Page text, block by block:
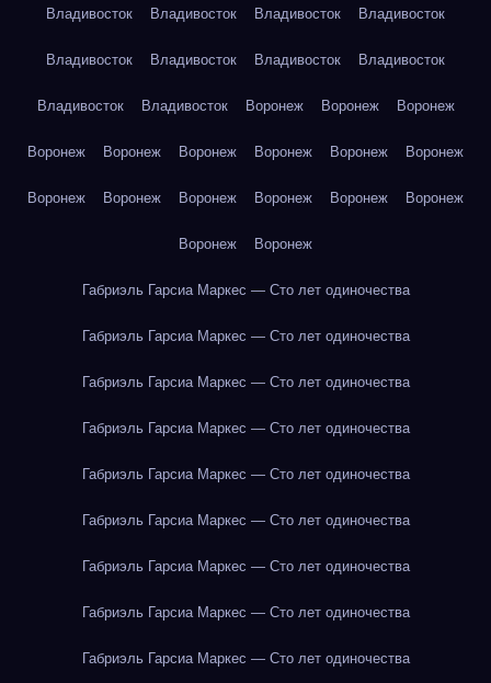
Владивосток Владивосток Владивосток Владивосток
Владивосток Владивосток Владивосток Владивосток
Владивосток Владивосток Воронеж Воронеж Воронеж
Воронеж Воронеж Воронеж Воронеж Воронеж Воронеж
Воронеж Воронеж Воронеж Воронеж Воронеж Воронеж
Воронеж Воронеж
Габриэль Гарсиа Маркес — Сто лет одиночества
Габриэль Гарсиа Маркес — Сто лет одиночества
Габриэль Гарсиа Маркес — Сто лет одиночества
Габриэль Гарсиа Маркес — Сто лет одиночества
Габриэль Гарсиа Маркес — Сто лет одиночества
Габриэль Гарсиа Маркес — Сто лет одиночества
Габриэль Гарсиа Маркес — Сто лет одиночества
Габриэль Гарсиа Маркес — Сто лет одиночества
Габриэль Гарсиа Маркес — Сто лет одиночества